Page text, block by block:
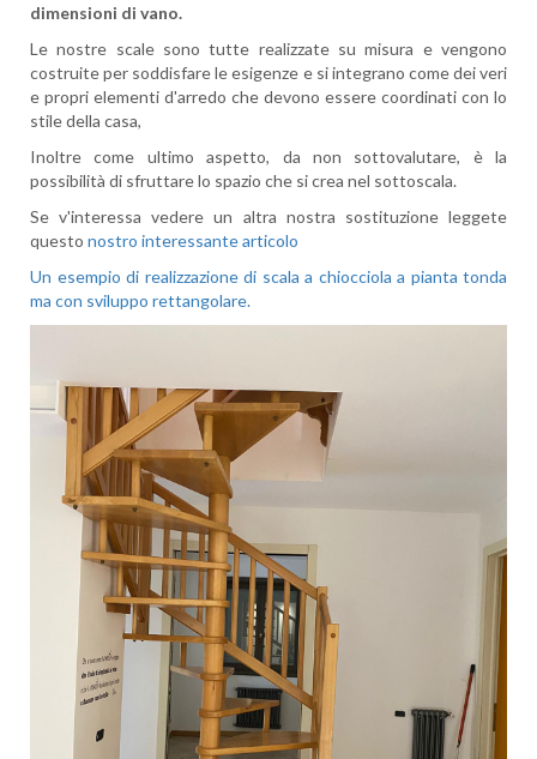
dimensioni di vano.
Le nostre scale sono tutte realizzate su misura e vengono
costruite per soddisfare le esigenze e si integrano come dei veri
e propri elementi d'arredo che devono essere coordinati con lo
stile della casa,
Inoltre come ultimo aspetto, da non sottovalutare, è la
possibilità di sfruttare lo spazio che si crea nel sottoscala.
Se v'interessa vedere un altra nostra sostituzione leggete
questo nostro interessante articolo
Un esempio di realizzazione di scala a chiocciola a pianta tonda
ma con sviluppo rettangolare.